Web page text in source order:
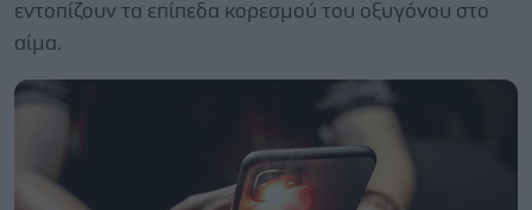
εντοπίζουν τα επίπεδα κορεσμού του οξυγόνου στο
αίμα.